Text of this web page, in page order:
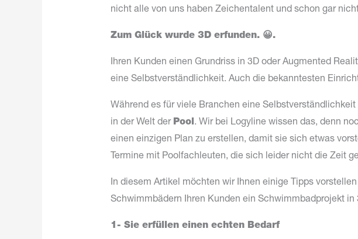
nicht alle von uns haben Zeichentalent und schon gar
Zum Glück wurde 3D erfunden. 😀.
Ihren Kunden einen Grundriss in 3D oder Augmented
eine Selbstverständlichkeit. Auch die bekanntesten
Während es für viele Branchen eine
in der Welt der Pool. Wir bei Logyline wissen das, denn
einen einzigen Plan zu erstellen, damit sie sich etwas
Termine mit Poolfachleuten, die sich leider nicht die Zeit
In diesem Artikel möchten wir Ihnen einige Tipps
Schwimmbädern Ihren Kunden ein Schwimmbadprojekt
1- Sie erfüllen einen echten Bedarf